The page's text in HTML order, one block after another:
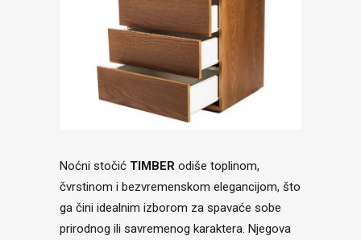
Noćni stočić TIMBER odiše toplinom,
čvrstinom i bezvremenskom elegancijom, što
ga čini idealnim izborom za spavaće sobe
prirodnog ili savremenog karaktera. Njegova